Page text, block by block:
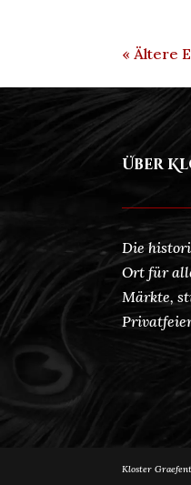
« Ältere
Über
Die
Ort für
Märkte,
Kloster